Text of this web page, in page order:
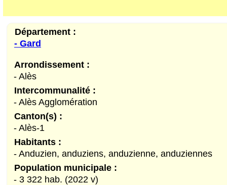
Département :
- Gard
Arrondissement :
- Alès
Intercommunalité :
- Alès Agglomération
Canton(s) :
- Alès-1
Habitants :
- Anduzien, anduziens, anduzienne, anduziennes
Population municipale :
- 3 322 hab. (2022 v)